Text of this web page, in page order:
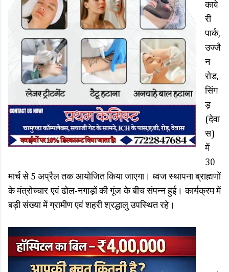
कावे
री
पार्क,
उज्जै
न
रोड,
सिंग
ड़
(देवा
स)
में
30
मार्च से 5 अप्रैल तक आयोजित किया जाएगा। ध्वज स्थापना ब्राह्मणों
के मंत्रोच्चार एवं ढोल-नगाड़ों की गूंज के बीच संपन्न हुई। कार्यक्रम में
बड़ी संख्या में ग्रामीण एवं शहरी श्रद्धालु उपस्थित रहे।